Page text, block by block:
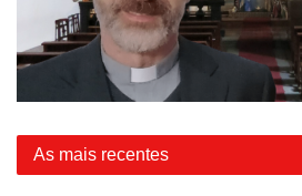
As mais recentes